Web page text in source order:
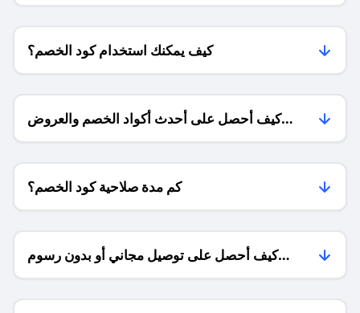
كيف يمكنك استخدام كود الخصم؟
كيف أحصل على أحدث أكواد الخصم والعروض
للمتاجر؟
كم مدة صلاحية كود الخصم؟
كيف أحصل على توصيل مجاني أو بدون رسوم
الشحن ؟